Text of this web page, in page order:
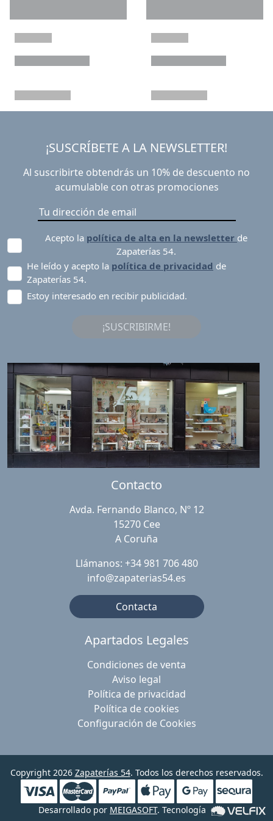
¡SUSCRÍBETE A LA NEWSLETTER!
Al suscribirte obtendrás un 10% de descuento no
acumulable con otras promociones
Acepto la política de alta en la newsletter de
Zapaterías 54.
He leído y acepto la política de privacidad de
Zapaterías 54.
Estoy interesado en recibir publicidad.
¡SUSCRIBIRME!
Contacto
Avda. Fernando Blanco, Nº 12
15270 Cee
A Coruña
Llámanos: +34 981 706 480
info@zapaterias54.es
Contacta
Apartados Legales
Condiciones de venta
Aviso legal
Política de privacidad
Política de cookies
Configuración de Cookies
Copyright 2026 Zapaterías 54. Todos los derechos reservados.
Desarrollado por MEIGASOFT. Tecnología